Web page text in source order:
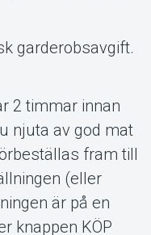
garderobsavgift.
2 timmar innan
njuta av god mat
fram till
(eller
är på en
knappen KÖP